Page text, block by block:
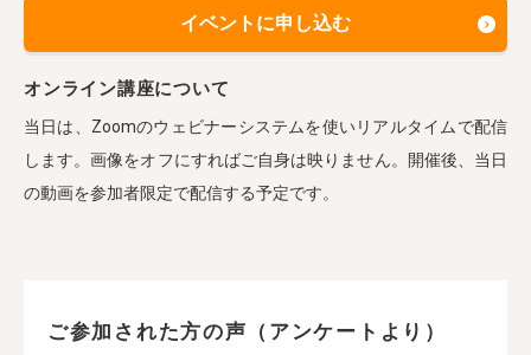
イベントに申し込む
オンライン講座について
当日は、Zoomのウェビナーシステムを使いリアルタイムで配信
します。画像をオフにすればご自身は映りません。開催後、当日
の動画を参加者限定で配信する予定です。
ご参加された方の声（アンケートより）